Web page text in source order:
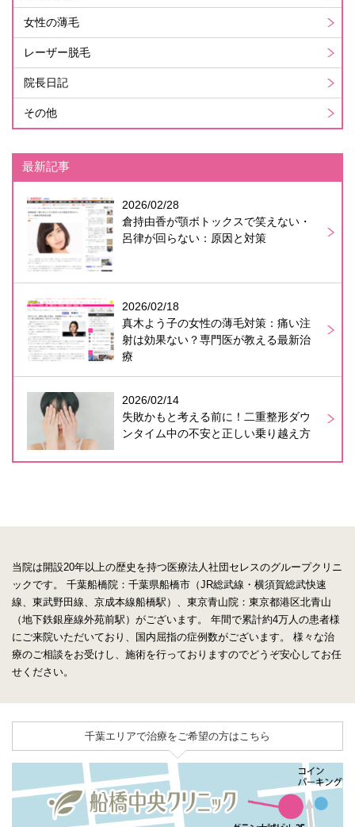
女性の薄毛
レーザー脱毛
院長日記
その他
最新記事
2026/02/28
倉持由香が顎ボトックスで笑えない・
呂律が回らない：原因と対策
2026/02/18
真木よう子の女性の薄毛対策：痛い注
射は効果ない？専門医が教える最新治
療
2026/02/14
失敗かもと考える前に！二重整形ダウ
ンタイム中の不安と正しい乗り越え方
当院は開設20年以上の歴史を持つ医療法人社団セレスのグループクリニ
ックです。
千葉船橋院：千葉県船橋市（JR総武線・横須賀総武快速
線、東武野田線、京成本線船橋駅）、東京青山院：東京都港区北青山
（地下鉄銀座線外苑前駅）がございます。
年間で累計約4万人の患者様
にご来院いただいており、国内屈指の症例数がございます。
様々な治
療のご相談をお受けし、施術を行っておりますのでどうぞ安心してお任
せください。
千葉エリアで治療をご希望の方はこちら